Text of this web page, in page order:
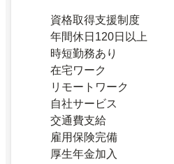
資格取得支援制度
年間休日120日以上
時短勤務あり
在宅ワーク
リモートワーク
自社サービス
交通費支給
雇用保険完備
厚生年金加入